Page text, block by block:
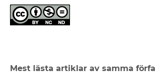
Mest lästa artiklar av samma